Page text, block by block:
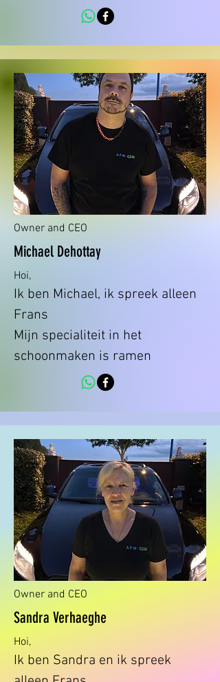
Owner and CEO
Michael Dehottay
Hoi,
Ik ben Michael, ik spreek alleen
Frans
Mijn specialiteit in het
schoonmaken is ramen
Owner and CEO
Sandra Verhaeghe
Hoi,
Ik ben Sandra en ik spreek